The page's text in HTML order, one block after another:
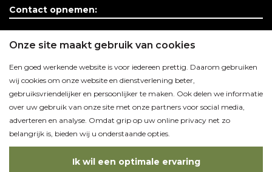
Onze site maakt gebruik van cookies
Een goed werkende website is voor iedereen prettig. Daarom gebruiken
wij cookies om onze website en dienstverlening beter,
gebruiksvriendelijker en persoonlijker te maken. Ook delen we informatie
over uw gebruik van onze site met onze partners voor social media,
adverteren en analyse. Omdat grip op uw online privacy net zo
belangrijk is, bieden wij u onderstaande opties.
Ik wil een optimale ervaring
Contact opnemen: